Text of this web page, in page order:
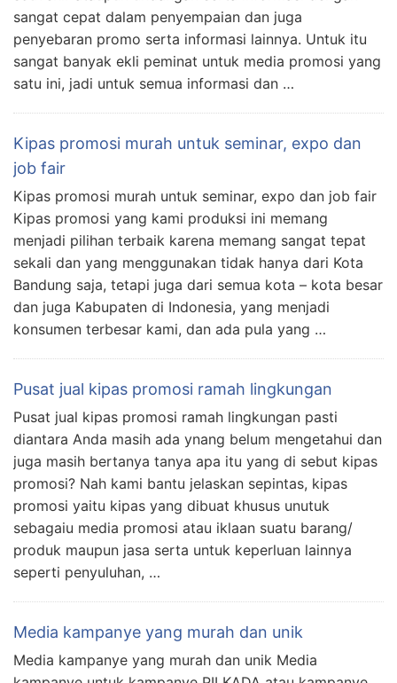
sangat cepat dalam penyempaian dan juga
penyebaran promo serta informasi lainnya. Untuk itu
sangat banyak ekli peminat untuk media promosi yang
satu ini, jadi untuk semua informasi dan …
Kipas promosi murah untuk seminar, expo dan
job fair
Kipas promosi murah untuk seminar, expo dan job fair
Kipas promosi yang kami produksi ini memang
menjadi pilihan terbaik karena memang sangat tepat
sekali dan yang menggunakan tidak hanya dari Kota
Bandung saja, tetapi juga dari semua kota – kota besar
dan juga Kabupaten di Indonesia, yang menjadi
konsumen terbesar kami, dan ada pula yang …
Pusat jual kipas promosi ramah lingkungan
Pusat jual kipas promosi ramah lingkungan pasti
diantara Anda masih ada ynang belum mengetahui dan
juga masih bertanya tanya apa itu yang di sebut kipas
promosi? Nah kami bantu jelaskan sepintas, kipas
promosi yaitu kipas yang dibuat khusus unutuk
sebagaiu media promosi atau iklaan suatu barang/
produk maupun jasa serta untuk keperluan lainnya
seperti penyuluhan, …
Media kampanye yang murah dan unik
Media kampanye yang murah dan unik Media